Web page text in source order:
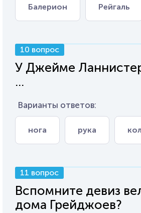
Балерион Рейгаль
10 вопрос
У Джейме
...
Варианты ответов:
нога рука
11 вопрос
Вспомните девиз
дома Грейджоев?